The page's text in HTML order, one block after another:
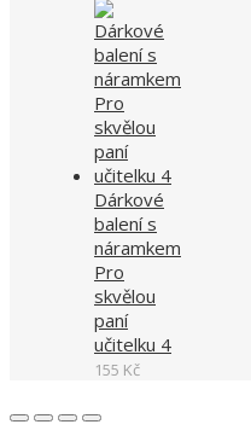
Dárkové
balení s
náramkem
Pro
skvělou
paní
učitelku 4
155 Kč